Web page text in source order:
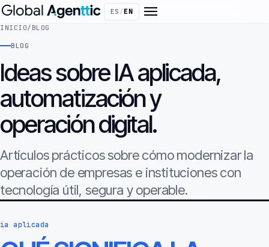
ES /EN
INICIO/ BLOG
BLOG
Ideas sobre IA aplicada,
automatización y
operación digital.
Artículos prácticos sobre cómo modernizar la
operación de empresas e instituciones con
tecnología útil, segura y operable.
ia aplicada